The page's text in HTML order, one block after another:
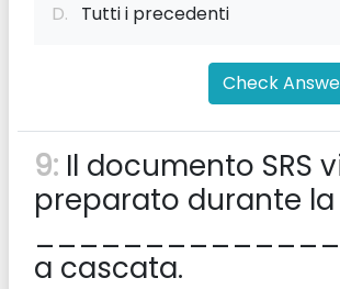
D. Tutti i precedenti
Check
9: Il documento SRS
preparato durante
a cascata.